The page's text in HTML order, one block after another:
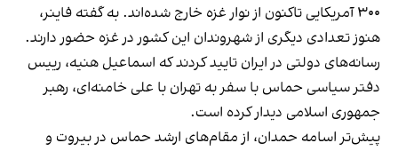
۳۰۰ آمریکایی تاکنون از نوار غزه خارج شده‌اند. به گفته فاینر،
هنوز تعدادی دیگری از شهروندان این کشور در غزه حضور دارند.
رسانه‌های دولتی در ایران تایید کردند که اسماعیل هنیه، رییس
دفتر سیاسی حماس با سفر به تهران با علی خامنه‌ای، رهبر
جمهوری اسلامی دیدار کرده است.
پیش‌تر اسامه حمدان، از مقام‌های ارشد حماس در بیروت و